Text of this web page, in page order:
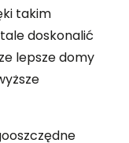
takim
doskonalić
lepsze domy